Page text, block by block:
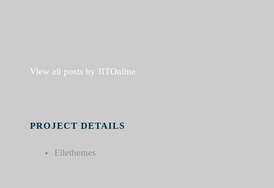
View all posts by JITOnline
PROJECT DETAILS
Ellethemes